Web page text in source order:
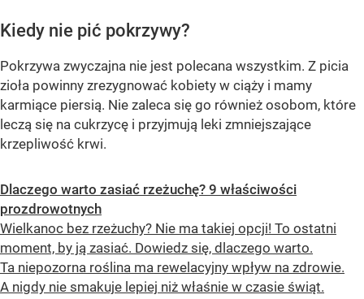
Kiedy nie pić pokrzywy?
Pokrzywa zwyczajna nie jest polecana wszystkim. Z picia
zioła powinny zrezygnować kobiety w ciąży i mamy
karmiące piersią. Nie zaleca się go również osobom, które
leczą się na cukrzycę i przyjmują leki zmniejszające
krzepliwość krwi.
Dlaczego warto zasiać rzeżuchę? 9 właściwości
prozdrowotnych
Wielkanoc bez rzeżuchy? Nie ma takiej opcji! To ostatni
moment, by ją zasiać. Dowiedz się, dlaczego warto.
Ta niepozorna roślina ma rewelacyjny wpływ na zdrowie.
A nigdy nie smakuje lepiej niż właśnie w czasie świąt.